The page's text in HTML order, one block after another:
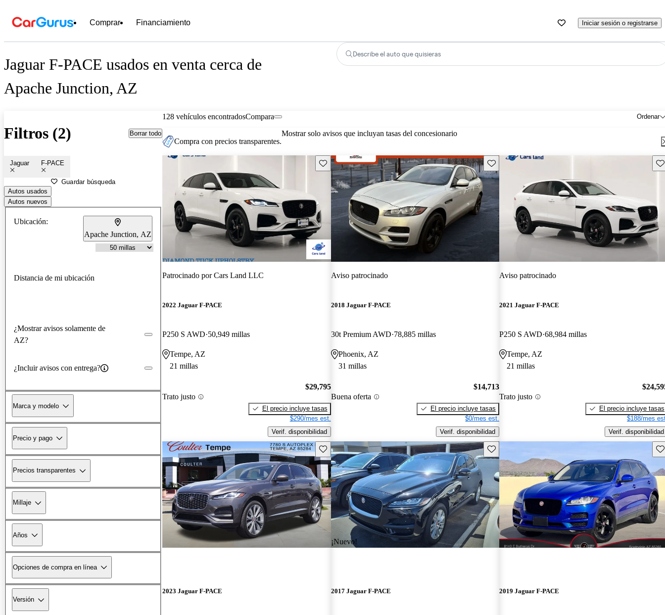
Comprar Financiamiento Iniciar sesión o registrarse
Jaguar F-PACE usados en venta cerca de
Apache Junction, AZ
Describe el auto que quisieras
Filtros (2) Borrar todo
Jaguar F-PACE
Guardar búsqueda
Autos usados
Autos nuevos
Ubicación:
Apache Junction, AZ
Distancia de mi ubicación
¿Mostrar avisos solamente de
AZ?
¿Incluir avisos con entrega?
Marca y modelo
Precio y pago
Precios transparentes
Millaje
Años
Opciones de compra en línea
Versión
128 vehículos encontrados Ordenar
Compara
Compra con precios transparentes.
Mostrar solo avisos que incluyan tasas del concesionario
Guarda este Aviso
Patrocinado porCars Land LLC
2022 Jaguar F-PACE
P250 S AWD 50,949 millas
Tempe, AZ
21 millas
Trato justo
$29,795
El precio incluye tasas
$290/mes est.
Verif. disponibilidad
Guarda este Aviso
Aviso patrocinado
2018 Jaguar F-PACE
30t Premium AWD 78,885 millas
Phoenix, AZ
31 millas
Buena oferta
$14,713
El precio incluye tasas
$0/mes est.
Verif. disponibilidad
Aviso patrocinado
2021 Jaguar F-PACE
P250 S AWD 68,984 millas
Tempe, AZ
21 millas
Trato justo
El precio incluye tasas
$188/mes
Verif. disponibilidad
Guarda este Aviso
2023 Jaguar F-PACE
¡Nuevo!
Guarda este Aviso
2017 Jaguar F-PACE 2019 Jaguar F-PACE